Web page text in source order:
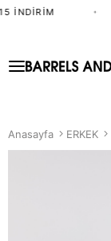
İNDIRIM
Anasayfa ERKEK